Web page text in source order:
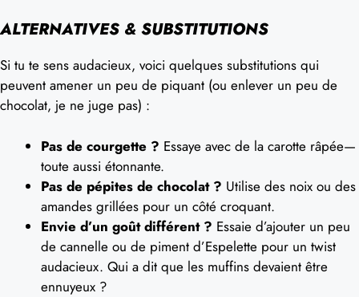
ALTERNATIVES & SUBSTITUTIONS
Si tu te sens audacieux, voici quelques substitutions qui
peuvent amener un peu de piquant (ou enlever un peu de
chocolat, je ne juge pas) :
Pas de courgette ? Essaye avec de la carotte râpée—
toute aussi étonnante.
Pas de pépites de chocolat ? Utilise des noix ou des
amandes grillées pour un côté croquant.
Envie d’un goût différent ? Essaie d’ajouter un peu
de cannelle ou de piment d’Espelette pour un twist
audacieux. Qui a dit que les muffins devaient être
ennuyeux ?